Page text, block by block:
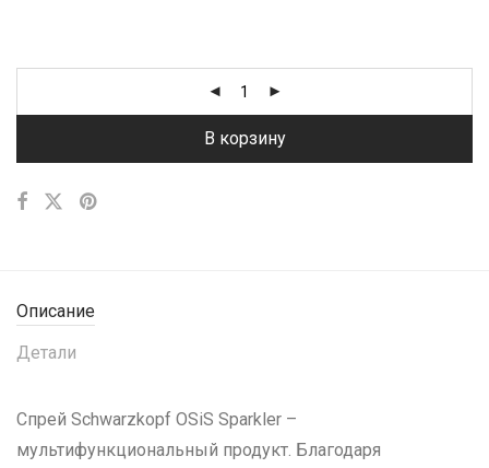
В корзину
Описание
Детали
Спрей Schwarzkopf OSiS Sparkler –
мультифункциональный продукт. Благодаря